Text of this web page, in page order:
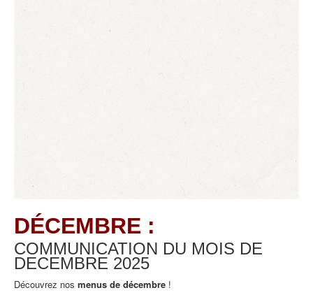
DÉCEMBRE :
COMMUNICATION DU MOIS DE
DECEMBRE 2025
Découvrez nos menus de décembre !